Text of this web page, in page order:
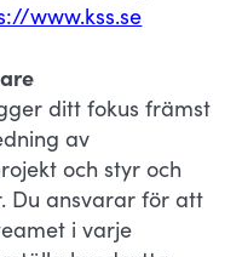
www.kss.se
ditt fokus främst
av
och styr och
Du ansvarar för att
i varje